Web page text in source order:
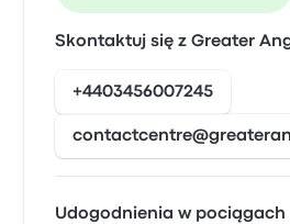
Skontaktuj się z Greater
+4403456007245
Udogodnienia w pociągach